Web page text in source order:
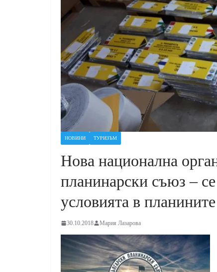
НОВИНИ ТУРИЗЪМ
Нова национална
планинарски съюз –
условията в планините
30.10.2018 Мария Лазарова